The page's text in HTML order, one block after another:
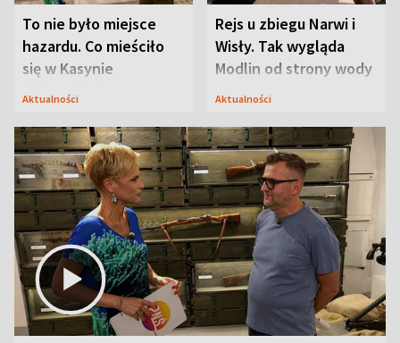
To nie było miejsce
hazardu. Co mieściło
się w Kasynie
Oficerskim?
Aktualności
Rejs u zbiegu Narwi i
Wisły. Tak wygląda
Modlin od strony wody
Aktualności